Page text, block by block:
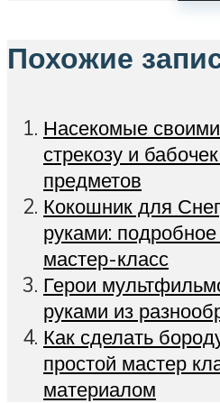
Похожие
Насекомые
стрекозу и
предметов
Кокошник для
руками:
мастер-класс
Герои
руками из
Как сделать
простой мастер
материалом